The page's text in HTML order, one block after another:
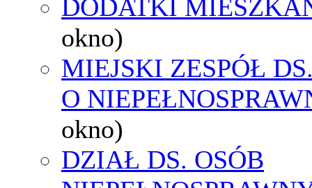
DODATKI
okno)
MIEJSKI ZESPÓŁ
O
okno)
DZIAŁ DS. OSÓB